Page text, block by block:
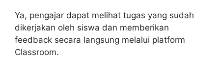
Ya, pengajar dapat melihat tugas yang sudah
dikerjakan oleh siswa dan memberikan
feedback secara langsung melalui platform
Classroom.